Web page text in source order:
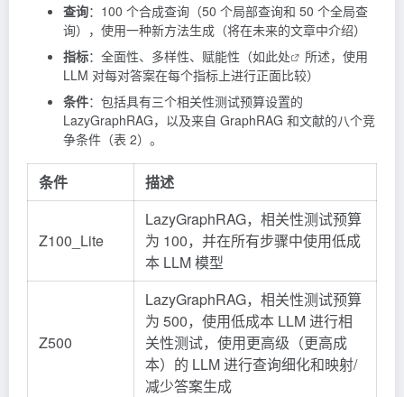
查询：100 个合成查询（50 个局部查询和 50 个全局查
询），使用一种新方法生成（将在未来的文章中介绍）
指标：全面性、多样性、赋能性（如此处
所述，使用
LLM 对每对答案在每个指标上进行正面比较）
条件：包括具有三个相关性测试预算设置的
LazyGraphRAG，以及来自 GraphRAG 和文献的八个竞
争条件（表 2）。
条件 描述
Z100_Lite
LazyGraphRAG，相关性测试预算
为 100，并在所有步骤中使用低成
本 LLM 模型
Z500
LazyGraphRAG，相关性测试预算
为 500，使用低成本 LLM 进行相
关性测试，使用更高级（更高成
本）的 LLM 进行查询细化和映射/
减少答案生成